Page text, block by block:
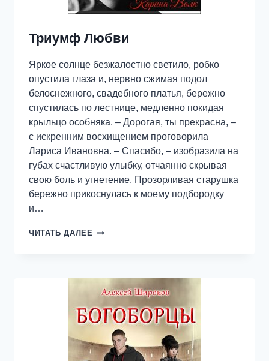
Триумф Любви
Яркое солнце безжалостно светило, робко
опустила глаза и, нервно сжимая подол
белоснежного, свадебного платья, бережно
спустилась по лестнице, медленно покидая
крыльцо особняка. – Дорогая, ты прекрасна, –
с искренним восхищением проговорила
Лариса Ивановна. – Спасибо, – изобразила на
губах счастливую улыбку, отчаянно скрывая
свою боль и угнетение. Прозорливая старушка
бережно прикоснулась к моему подбородку
и…
ЧИТАТЬ ДАЛЕЕ ТРИУМФ